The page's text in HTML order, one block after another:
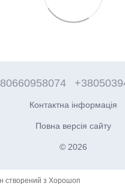
Контактна інформація
Повна версія сайту
© 2026
створений з Хорошоп